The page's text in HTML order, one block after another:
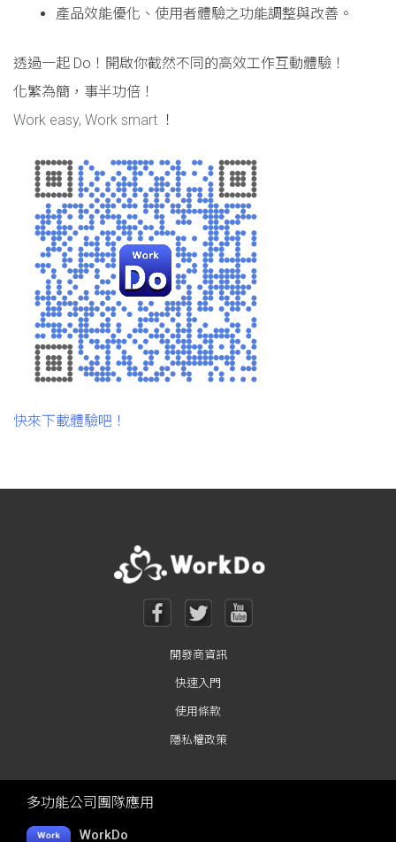
產品效能優化、使用者體驗之功能調整與改善。
透過一起 Do！開啟你截然不同的高效工作互動體驗！
化繁為簡，事半功倍！
Work easy, Work smart ！
快來下載體驗吧！
開發商資訊
快速入門
使用條款
隱私權政策
多功能公司團隊應用
WorkDo